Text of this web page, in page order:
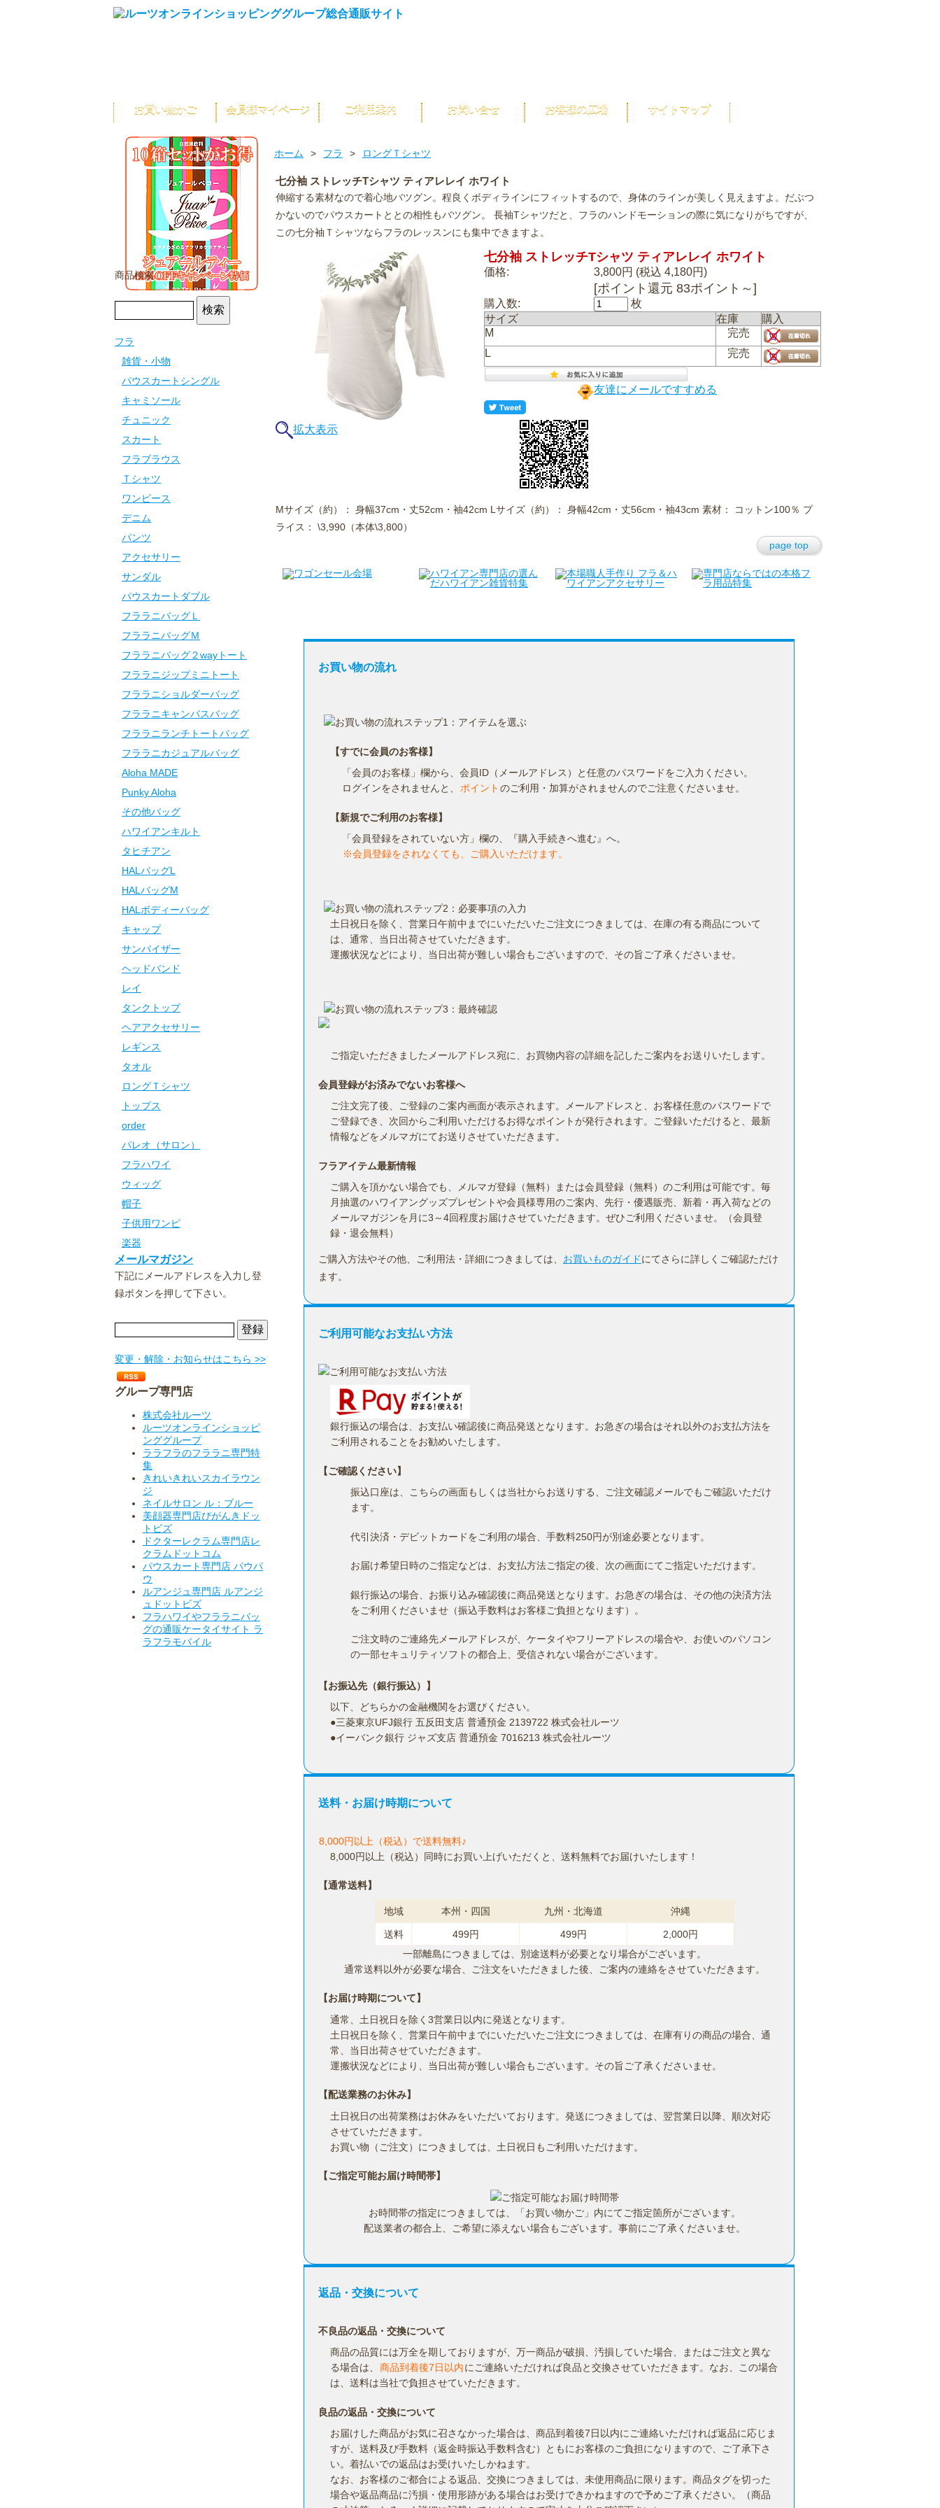
お買い物かご 会員様マイページ ご利用案内 お問い合せ お客様の広場 サイトマップ
商品検索
フラ
雑貨・小物
パウスカートシングル
キャミソール
チュニック
スカート
フラブラウス
Ｔシャツ
ワンピース
デニム
パンツ
アクセサリー
サンダル
パウスカートダブル
フララニバッグＬ
フララニバッグＭ
フララニバッグ２wayトート
フララニジップミニトート
フララニショルダーバッグ
フララニキャンバスバッグ
フララニランチトートバッグ
フララニカジュアルバッグ
Aloha MADE
Punky Aloha
その他バッグ
ハワイアンキルト
タヒチアン
HALバッグL
HALバッグM
HALボディーバッグ
キャップ
サンバイザー
ヘッドバンド
レイ
タンクトップ
ヘアアクセサリー
レギンス
タオル
ロングＴシャツ
トップス
order
パレオ（サロン）
フラハワイ
ウィッグ
帽子
子供用ワンピ
楽器
メールマガジン
下記にメールアドレスを入力し登
録ボタンを押して下さい。
変更・解除・お知らせはこちら >>
グループ専門店
株式会社ルーツ
ルーツオンラインショッピ
ンググループ
ララフラのフララニ専門特
集
きれいきれいスカイラウン
ジ
ネイルサロン ル：ブルー
美顔器専門店びがんきドッ
トビズ
ドクターレクラム専門店レ
クラムドットコム
パウスカート専門店 パウパ
ウ
ルアンジュ専門店 ルアンジ
ュドットビズ
フラハワイやフララニバッ
グの通販ケータイサイト ラ
ラフラモバイル
ホーム > フラ > ロングＴシャツ
七分袖 ストレッチTシャツ ティアレレイ ホワイト
伸縮する素材なので着心地バツグン。程良くボディラインにフィットするので、身体のラインが美しく見えますよ。だぶつ
かないのでパウスカートととの相性もバツグン。 長袖Tシャツだと、フラのハンドモーションの際に気になりがちですが、
この七分袖Ｔシャツならフラのレッスンにも集中できますよ。
拡大表示
七分袖 ストレッチTシャツ ティアレレイ ホワイト
価格: 3,800円 (税込 4,180円)
[ポイント還元 83ポイント～]
購入数:
枚
サイズ
在庫
購入
M
完売
L
完売
友達にメールですすめる
Mサイズ（約）： 身幅37cm・丈52cm・袖42cm Lサイズ（約）： 身幅42cm・丈56cm・袖43cm 素材： コットン100％ プ
ライス： \3,990（本体\3,800）
page top
お買い物の流れ
【すでに会員のお客様】
「会員のお客様」欄から、会員ID（メールアドレス）と任意のパスワードをご入力ください。
ログインをされませんと、 ポイント のご利用・加算がされませんのでご注意くださいませ。
【新規でご利用のお客様】
「会員登録をされていない方」欄の、『購入手続きへ進む』へ。
※会員登録をされなくても、ご購入いただけます。
土日祝日を除く、営業日午前中までにいただいたご注文につきましては、在庫の有る商品について
は、通常、当日出荷させていただきます。
運搬状況などにより、当日出荷が難しい場合もございますので、その旨ご了承くださいませ。
ご指定いただきましたメールアドレス宛に、お買物内容の詳細を記したご案内をお送りいたします。
会員登録がお済みでないお客様へ
ご注文完了後、ご登録のご案内画面が表示されます。メールアドレスと、お客様任意のパスワードで
ご登録でき、次回からご利用いただけるお得なポイントが発行されます。ご登録いただけると、最新
情報などをメルマガにてお送りさせていただきます。
フラアイテム最新情報
ご購入を頂かない場合でも、メルマガ登録（無料）または会員登録（無料）のご利用は可能です。毎
月抽選のハワイアングッズプレゼントや会員様専用のご案内、先行・優遇販売、新着・再入荷などの
メールマガジンを月に3～4回程度お届けさせていただきます。ぜひご利用くださいませ。（会員登
録・退会無料）
ご購入方法やその他、ご利用法・詳細につきましては、 お買いものガイドにてさらに詳しくご確認ただけ
ます。
ご利用可能なお支払い方法
銀行振込の場合は、お支払い確認後に商品発送となります。お急ぎの場合はそれ以外のお支払方法を
ご利用されることをお勧めいたします。
【ご確認ください】
振込口座は、こちらの画面もしくは当社からお送りする、ご注文確認メールでもご確認いただけ
ます。
代引決済・デビットカードをご利用の場合、手数料250円が別途必要となります。
お届け希望日時のご指定などは、お支払方法ご指定の後、次の画面にてご指定いただけます。
銀行振込の場合、お振り込み確認後に商品発送となります。お急ぎの場合は、その他の決済方法
をご利用くださいませ（振込手数料はお客様ご負担となります）。
ご注文時のご連絡先メールアドレスが、ケータイやフリーアドレスの場合や、お使いのパソコン
の一部セキュリティソフトの都合上、受信されない場合がございます。
【お振込先（銀行振込）】
以下、どちらかの金融機関をお選びください。
●三菱東京UFJ銀行 五反田支店 普通預金 2139722 株式会社ルーツ
●イーバンク銀行 ジャズ支店 普通預金 7016213 株式会社ルーツ
送料・お届け時期について
8,000円以上（税込）で送料無料♪
8,000円以上（税込）同時にお買い上げいただくと、送料無料でお届けいたします！
【通常送料】
地域 本州・四国 九州・北海道 沖縄
送料 499円 499円
2,000円
一部離島につきましては、別途送料が必要となり場合がございます。
通常送料以外が必要な場合、ご注文をいただきました後、ご案内の連絡をさせていただきます。
【お届け時期について】
通常、土日祝日を除く3営業日以内に発送となります。
土日祝日を除く、営業日午前中までにいただいたご注文につきましては、在庫有りの商品の場合、通
常、当日出荷させていただきます。
運搬状況などにより、当日出荷が難しい場合もございます。その旨ご了承くださいませ。
【配送業務のお休み】
土日祝日の出荷業務はお休みをいただいております。発送につきましては、翌営業日以降、順次対応
させていただきます。
お買い物（ご注文）につきましては、土日祝日もご利用いただけます。
【ご指定可能お届け時間帯】
お時間帯の指定につきましては、「お買い物かご」内にてご指定箇所がございます。
配送業者の都合上、ご希望に添えない場合もございます。事前にご了承くださいませ。
返品・交換について
不良品の返品・交換について
商品の品質には万全を期しておりますが、万一商品が破損、汚損していた場合、またはご注文と異な
る場合は、 商品到着後7日以内にご連絡いただければ良品と交換させていただきます。なお、この場合
は、送料は当社で負担させていただきます。
良品の返品・交換について
お届けした商品がお気に召さなかった場合は、商品到着後7日以内にご連絡いただければ返品に応じま
すが、送料及び手数料（返金時振込手数料含む）ともにお客様のご負担になりますので、ご了承下さ
い。着払いでの返品はお受けいたしかねます。
なお、お客様のご都合による返品、交換につきましては、未使用商品に限ります。商品タグを切った
場合や返品商品に汚損・使用形跡がある場合はお受けできかねますので予めご了承ください。（商品